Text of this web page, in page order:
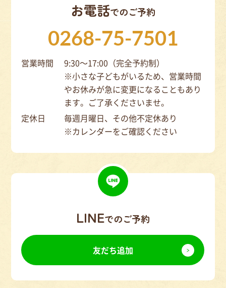
お電話でのご予約
0268-75-7501
営業時間
9:30～17:00（完全予約制）
※小さな子どもがいるため、営業時間
やお休みが急に変更になることもあり
ます。ご了承くださいませ。
定休日
毎週月曜日、その他不定休あり
※カレンダーをご確認ください
LINEでのご予約
友だち追加